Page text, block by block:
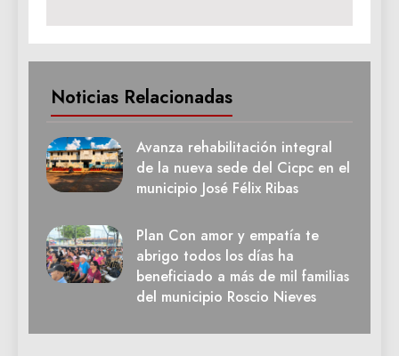
Noticias Relacionadas
Avanza rehabilitación integral
de la nueva sede del Cicpc en el
municipio José Félix Ribas
Plan Con amor y empatía te
abrigo todos los días ha
beneficiado a más de mil familias
del municipio Roscio Nieves